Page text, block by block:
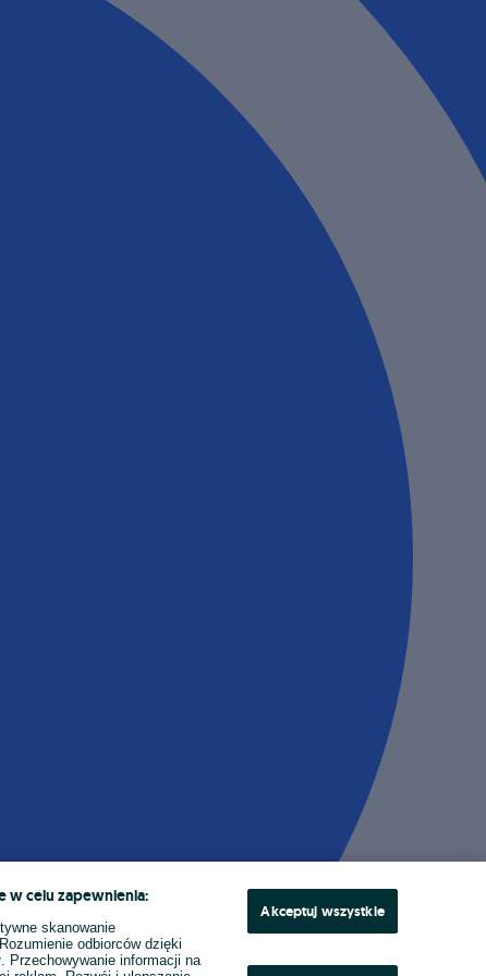
w celu zapewnienia:
skanowanie
odbiorców dzięki
Przechowywanie informacji na
Akceptuj wszystkie